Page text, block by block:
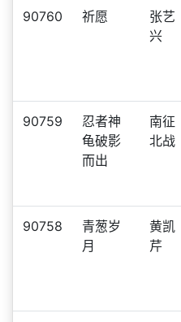
90760 祈愿
张艺
兴
90759
忍者神
龟破影
而出
南征
北战
90758
青葱岁
月
黄凯
芹